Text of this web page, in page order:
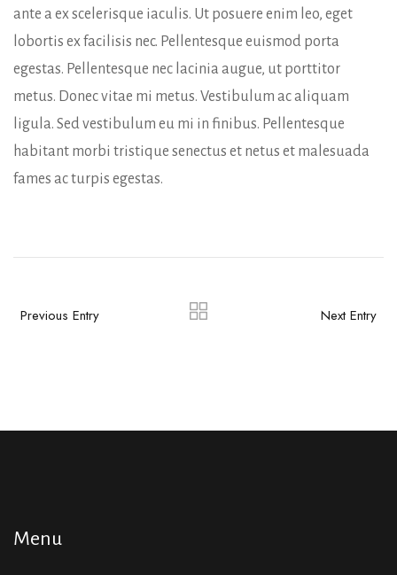
ante a ex scelerisque iaculis. Ut posuere enim leo, eget
lobortis ex facilisis nec. Pellentesque euismod porta
egestas. Pellentesque nec lacinia augue, ut porttitor
metus. Donec vitae mi metus. Vestibulum ac aliquam
ligula. Sed vestibulum eu mi in finibus. Pellentesque
habitant morbi tristique senectus et netus et malesuada
fames ac turpis egestas.
Previous Entry Next Entry
Menu